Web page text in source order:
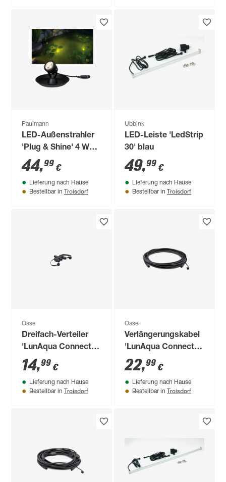
Paulmann
LED-Außenstrahler
'Plug & Shine' 4 W
260 lm warmweiß IP
68 x 12 cm
44,99 €
Lieferung nach Hause
Bestellbar in Troisdorf
Ubbink
LED-Leiste 'LedStrip
30' blau
49,99 €
Lieferung nach Hause
Bestellbar in Troisdorf
Oase
Dreifach-Verteiler
'LunAqua Connect'
RGB
14,99 €
Lieferung nach Hause
Bestellbar in Troisdorf
Oase
Verlängerungskabel
'LunAqua Connect'
RGB 5 m
22,99 €
Lieferung nach Hause
Bestellbar in Troisdorf